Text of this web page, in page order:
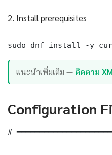
2. Install prerequisites
sudo dnf install -y
แนะนำเพิ่มเติม — ติดตาม
Configuration
#